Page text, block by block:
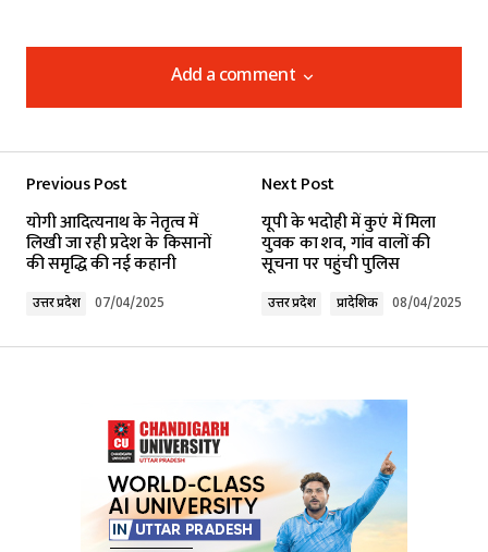
Add a comment
Add a comment
Required fields are marked*
Your Name*
Your E-mail*
Previous Post
योगी आदित्यनाथ के नेतृत्व में
लिखी जा रही प्रदेश के किसानों
की समृद्धि की नई कहानी
उत्तर प्रदेश 07/04/2025
Next Post
यूपी के भदोही में कुएं में मिला
युवक का शव, गांव वालों की
सूचना पर पहुंची पुलिस
उत्तर प्रदेश प्रादेशिक 08/04/2025